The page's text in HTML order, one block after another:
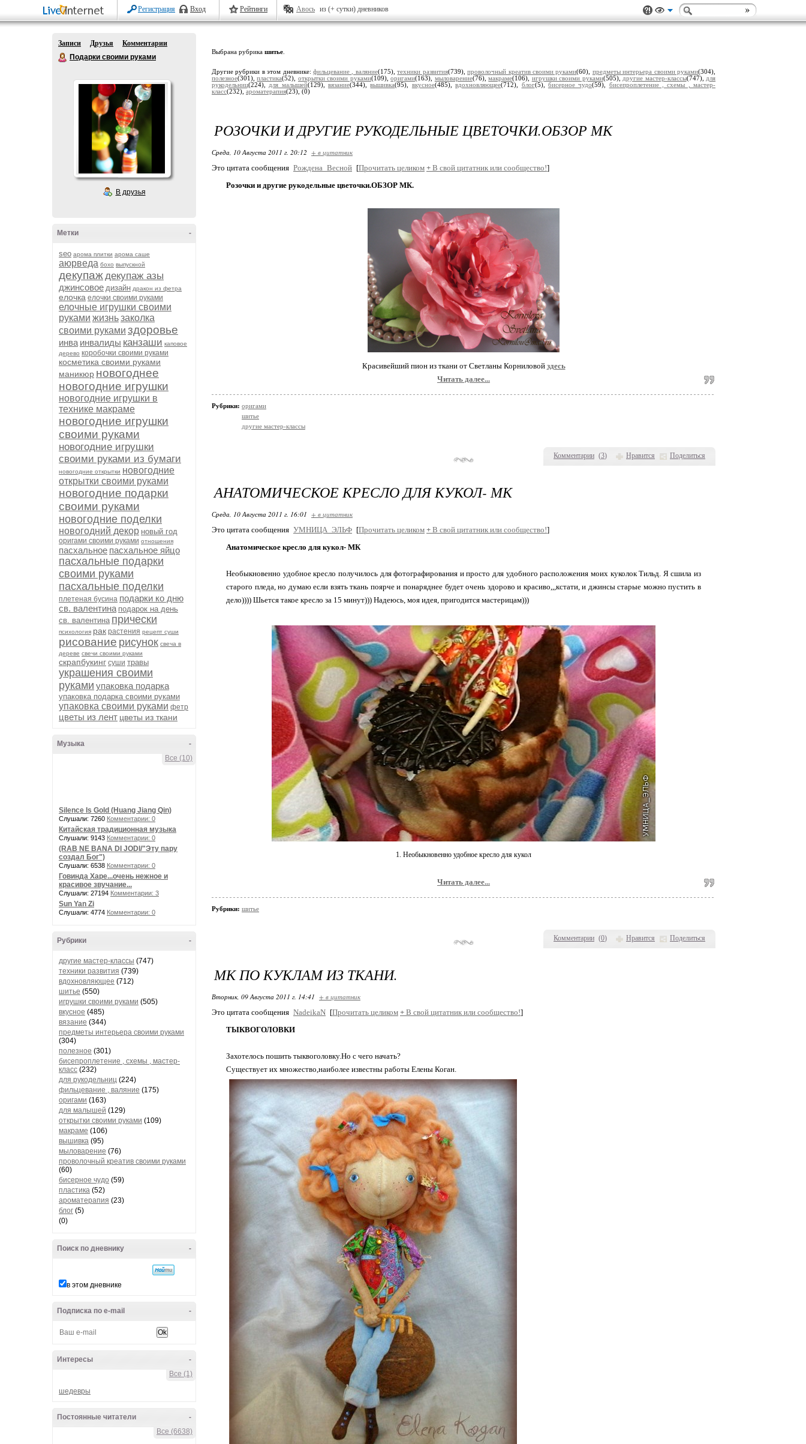
Регистрация Вход Рейтинги Авось из (+ сутки) дневников
Записи Друзья
Комментарии
Подарки своими руками
В друзья
-
Метки
seo арома плитки арома саше
аюрведа бохо выпускной
декупаждекупаж азы
джинсовое дизайн дракон из фетра
елочка елочки своими руками
елочные игрушки своими
руками жизньзаколка
своими руками здоровье
инва инвалиды канзаши каповое
дерево коробочки своими руками
косметика своими руками
маникюр новогоднее
новогодние игрушки
новогодние игрушки в
технике макраме
новогодние игрушки
своими руками
новогодние игрушки
своими руками из бумаги
новогодние открытки новогодние
открытки своими руками
новогодние подарки
своими руками
новогодние поделки
новогодний декор новый год
оригами своими руками отношения
пасхальное пасхальное яйцо
пасхальные подарки
своими руками
пасхальные поделки
плетеная бусина подарки ко дню
св. валентина подарок на день
св. валентина прически
психология рак растения рецепт суши
рисование рисунок свеча в
дереве свечи своими руками
скрапбукинг суши травы
украшения своими
руками упаковка подарка
упаковка подарка своими руками
упаковка своими руками фетр
цветы из лент цветы из ткани
-
Музыка
Все (10)
Silence Is Gold (Huang Jiang Qin)
Слушали: 7260 Комментарии: 0
Китайская традиционная музыка
Слушали: 9143 Комментарии: 0
(RAB NE BANA DI JODI/"Эту пару
создал Бог")
Слушали: 6538 Комментарии: 0
Говинда Харе...очень нежное и
красивое звучание...
Слушали: 27194 Комментарии: 3
Sun Yan Zi
Слушали: 4774 Комментарии: 0
-
Рубрики
другие мастер-классы (747)
техники развития (739)
вдохновляющее (712)
шитье (550)
игрушки своими руками (505)
вкусное (485)
вязание (344)
предметы интерьера своими руками
(304)
полезное (301)
бисепроплетение , схемы , мастер-
класс (232)
для рукодельниц (224)
фильцевание , валяние (175)
оригами (163)
для малышей (129)
открытки своими руками (109)
макраме (106)
вышивка (95)
мыловарение (76)
проволочный креатив своими руками
(60)
бисерное чудо (59)
пластика (52)
ароматерапия (23)
блог (5)
(0)
-
Поиск по дневнику
в этом дневнике
-
Подписка по e-mail
-
Интересы
Все (1)
шедевры
-
Постоянные читатели
Все (6638)
Выбрана рубрика шитье
Другие рубрики в этом дневнике:фильцевание , валяние(175),техники развития(739),проволочный креатив своими руками(60), предметы интерьера своими руками(304),
полезное(301),пластика(52), открытки своими руками(109),оригами(163), мыловарение(76),макраме(106), игрушки своими руками(505), другие мастер-классы(747), для
рукодельниц(224), для малышей(129),вязание(344),вышивка(95), вкусное(485),вдохновляющее(712), блог(5), бисерное чудо(59), бисепроплетение , схемы , мастер-
класс(232), ароматерапия(23), (0)
Комментарии (3) Нравится Поделиться
РОЗОЧКИ И ДРУГИЕ РУКОДЕЛЬНЫЕ ЦВЕТОЧКИ.ОБЗОР МК
Среда, 10 Августа 2011 г. 20:12 + в цитатник
Это цитата сообщения Рождена_Весной [Прочитать целиком + В свой цитатник или сообщество!]
Розочки и другие рукодельные цветочки.ОБЗОР МК.
Красивейший пион из ткани от Светланы Корниловой здесь
Читать далее...
Рубрики: оригами
шитье
другие мастер-классы
Комментарии (0) Нравится Поделиться
АНАТОМИЧЕСКОЕ КРЕСЛО ДЛЯ КУКОЛ- МК
Среда, 10 Августа 2011 г. 16:01 + в цитатник
Это цитата сообщения УМНИЦА_ЭЛЬФ [Прочитать целиком + В свой цитатник или сообщество!]
Анатомическое кресло для кукол- МК
Необыкновенно удобное кресло получилось для фотографирования и просто для удобного расположения моих куколок Тильд. Я сшила из
старого пледа, но думаю если взять ткань поярче и понаряднее будет очень здорово и красиво,,,кстати, и джинсы старые можно пустить в
дело)))) Шьется такое кресло за 15 минут))) Надеюсь, моя идея, пригодится мастерицам)))
1. Необыкновенно удобное кресло для кукол
Читать далее...
Рубрики: шитье
МК ПО КУКЛАМ ИЗ ТКАНИ.
Вторник, 09 Августа 2011 г. 14:41 + в цитатник
Это цитата сообщения NadeikaN [Прочитать целиком + В свой цитатник или сообщество!]
ТЫКВОГОЛОВКИ
Захотелось пошить тыквоголовку.Но с чего начать?
Существует их множество,наиболее известны работы Елены Коган.